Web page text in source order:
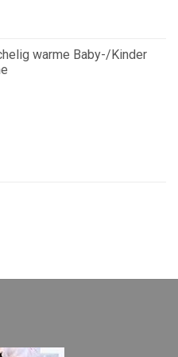
warme Baby-/Kinder